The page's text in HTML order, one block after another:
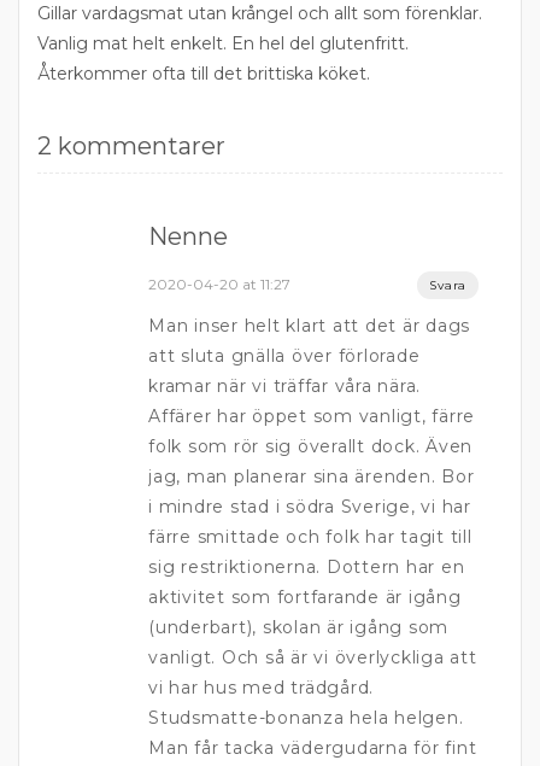
Gillar vardagsmat utan krångel och allt som förenklar.
Vanlig mat helt enkelt. En hel del glutenfritt.
Återkommer ofta till det brittiska köket.
2 kommentarer
Nenne
2020-04-20 at 11:27 Svara
Man inser helt klart att det är dags
att sluta gnälla över förlorade
kramar när vi träffar våra nära.
Affärer har öppet som vanligt, färre
folk som rör sig överallt dock. Även
jag, man planerar sina ärenden. Bor
i mindre stad i södra Sverige, vi har
färre smittade och folk har tagit till
sig restriktionerna. Dottern har en
aktivitet som fortfarande är igång
(underbart), skolan är igång som
vanligt. Och så är vi överlyckliga att
vi har hus med trädgård.
Studsmatte-bonanza hela helgen.
Man får tacka vädergudarna för fint